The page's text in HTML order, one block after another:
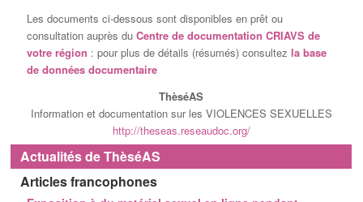
Contexte social et environnemental
De l'évaluation à l'accompagnement
La prévention et ses acteurs
Comité d'organisation 2025
Commission d'audition
Les journées d'étude nationales des CRIAVS
L'agenda des CRIAVS
CIFAS Montpellier 2019
Bulletins documentaires
Documents
Votre CRIAVS
La FFCRIAVS
Les documents ci-dessous sont disponibles en prêt ou
consultation auprès du Centre de documentation CRIAVS de
votre région : pour plus de détails (résumés) consultez la base
de données documentaire
ThèséAS
Information et documentation sur les VIOLENCES SEXUELLES
http://theseas.reseaudoc.org/
Actualités de ThèséAS
Articles francophones